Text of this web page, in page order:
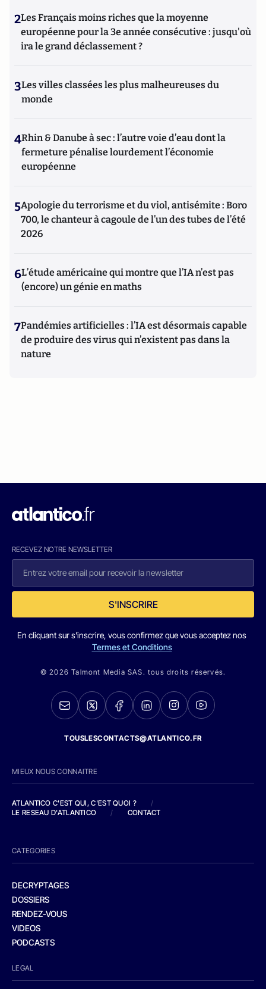
2Les Français moins riches que la moyenne
européenne pour la 3e année consécutive : jusqu'où
ira le grand déclassement ?
3Les villes classées les plus malheureuses du
monde
4Rhin & Danube à sec : l’autre voie d’eau dont la
fermeture pénalise lourdement l’économie
européenne
5Apologie du terrorisme et du viol, antisémite : Boro
700, le chanteur à cagoule de l’un des tubes de l’été
2026
6L’étude américaine qui montre que l’IA n’est pas
(encore) un génie en maths
7Pandémies artificielles : l’IA est désormais capable
de produire des virus qui n’existent pas dans la
nature
RECEVEZ NOTRE NEWSLETTER
S'INSCRIRE
En cliquant sur s'inscrire, vous confirmez que vous acceptez nos
Termes et Conditions
© 2026 Talmont Media SAS. tous droits réservés.
TOUSLESCONTACTS@ATLANTICO.FR
MIEUX NOUS CONNAITRE
ATLANTICO C'EST QUI, C'EST QUOI ?
/
LE RESEAU D'ATLANTICO
/ CONTACT
CATEGORIES
DECRYPTAGES
DOSSIERS
RENDEZ-VOUS
VIDEOS
PODCASTS
LEGAL